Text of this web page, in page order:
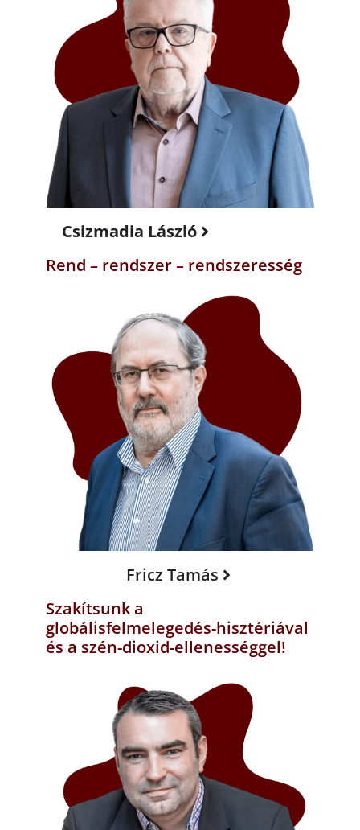
Csizmadia László
Rend – rendszer – rendszeresség
Fricz Tamás
Szakítsunk a
globálisfelmelegedés-hisztériával
és a szén-dioxid-ellenességgel!